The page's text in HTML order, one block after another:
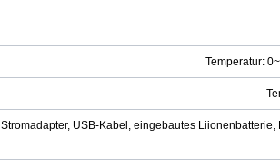
Temperatur:
Stromadapter, USB-Kabel, eingebautes